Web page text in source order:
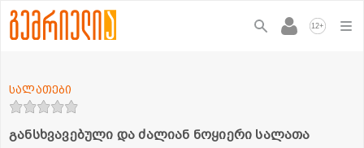
12+
განსხვავებული და ძალიან ნოყიერი სალათა
სალათები